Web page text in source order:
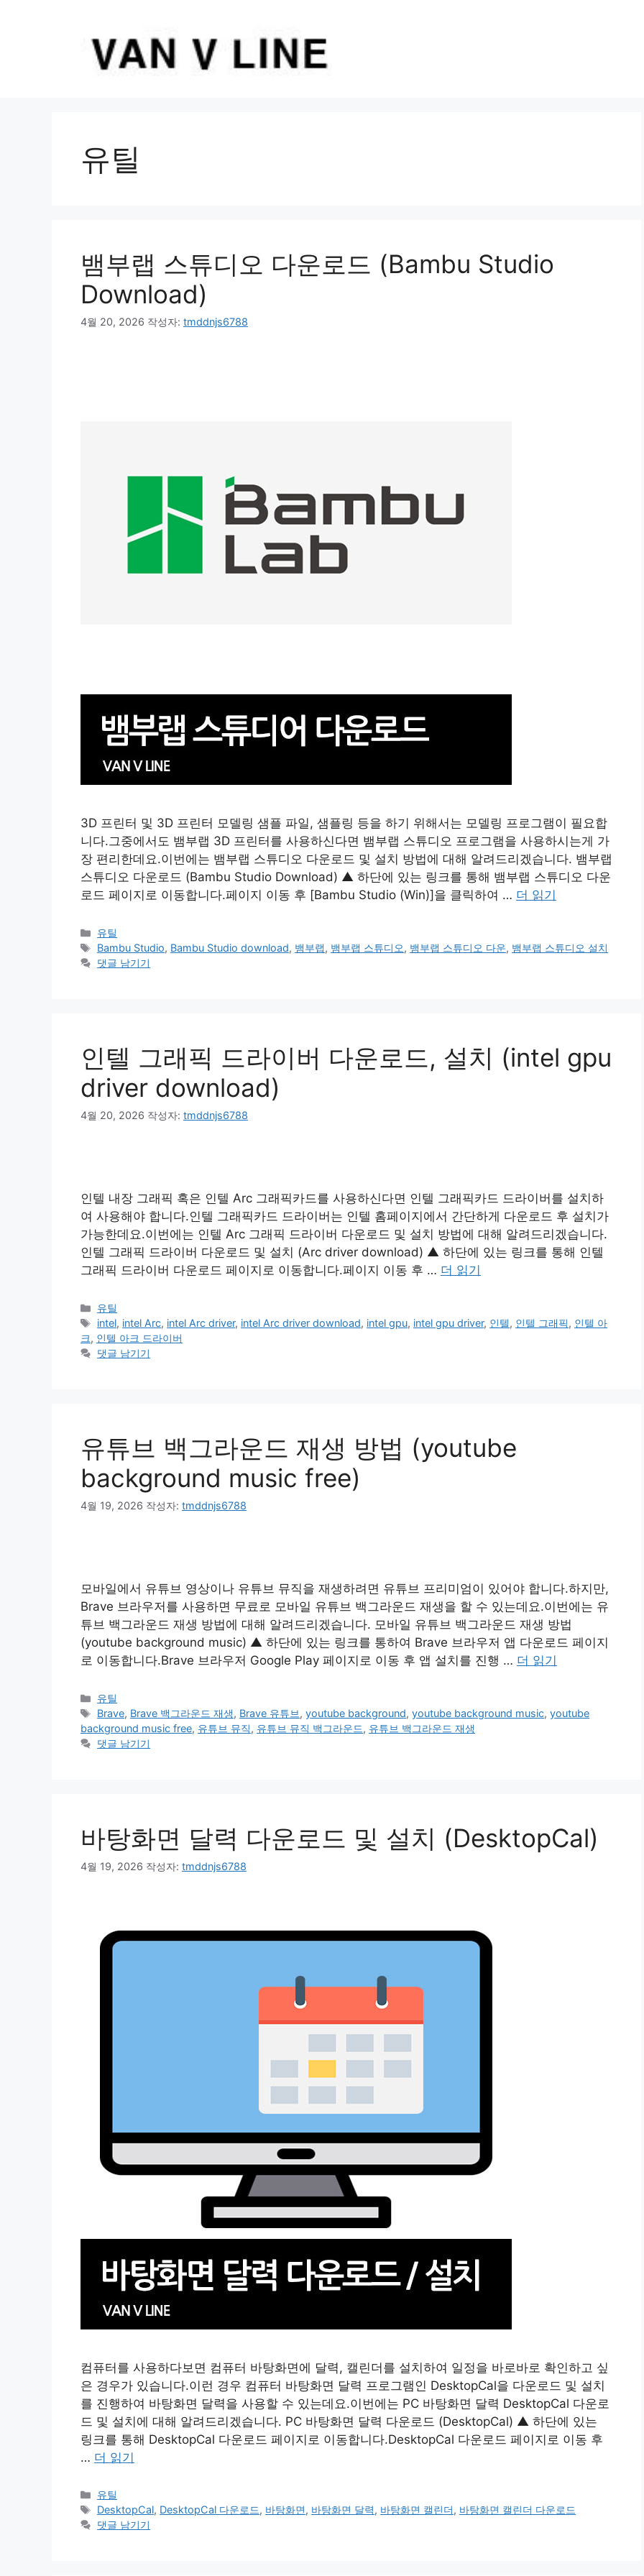
유틸
뱀부랩 스튜디오 다운로드 (Bambu Studio
Download)
4월 20, 2026 작성자: tmddnjs6788
3D 프린터 및 3D 프린터 모델링 샘플 파일, 샘플링 등을 하기 위해서는 모델링 프로그램이 필요합
니다.그중에서도 뱀부랩 3D 프린터를 사용하신다면 뱀부랩 스튜디오 프로그램을 사용하시는게 가
장 편리한데요.이번에는 뱀부랩 스튜디오 다운로드 및 설치 방법에 대해 알려드리겠습니다. 뱀부랩
스튜디오 다운로드 (Bambu Studio Download) ▲ 하단에 있는 링크를 통해 뱀부랩 스튜디오 다운
로드 페이지로 이동합니다.페이지 이동 후 [Bambu Studio (Win)]을 클릭하여 … 더 읽기
카
테
고
유틸
태
그
Bambu Studio, Bambu Studio download, 뱀부랩, 뱀부랩 스튜디오, 뱀부랩 스튜디오 다운, 뱀부랩 스튜디오 설치
댓글 남기기
인텔 그래픽 드라이버 다운로드, 설치 (intel gpu
driver download)
4월 20, 2026 작성자: tmddnjs6788
인텔 내장 그래픽 혹은 인텔 Arc 그래픽카드를 사용하신다면 인텔 그래픽카드 드라이버를 설치하
여 사용해야 합니다.인텔 그래픽카드 드라이버는 인텔 홈페이지에서 간단하게 다운로드 후 설치가
가능한데요.이번에는 인텔 Arc 그래픽 드라이버 다운로드 및 설치 방법에 대해 알려드리겠습니다.
인텔 그래픽 드라이버 다운로드 및 설치 (Arc driver download) ▲ 하단에 있는 링크를 통해 인텔
그래픽 드라이버 다운로드 페이지로 이동합니다.페이지 이동 후 … 더 읽기
카
테
고
리
유틸
태
그
intel, intel Arc, intel Arc driver, intel Arc driver download, intel gpu, intel gpu driver, 인텔, 인텔 그래픽, 인텔 아
크, 인텔 아크 드라이버
댓글 남기기
유튜브 백그라운드 재생 방법 (youtube
background music free)
4월 19, 2026 작성자: tmddnjs6788
모바일에서 유튜브 영상이나 유튜브 뮤직을 재생하려면 유튜브 프리미엄이 있어야 합니다.하지만,
Brave 브라우저를 사용하면 무료로 모바일 유튜브 백그라운드 재생을 할 수 있는데요.이번에는 유
튜브 백그라운드 재생 방법에 대해 알려드리겠습니다. 모바일 유튜브 백그라운드 재생 방법
(youtube background music) ▲ 하단에 있는 링크를 통하여 Brave 브라우저 앱 다운로드 페이지
로 이동합니다.Brave 브라우저 Google Play 페이지로 이동 후 앱 설치를 진행 … 더 읽기
카
테
고
리
유틸
태
그
Brave, Brave 백그라운드 재생, Brave 유튜브,youtube background,youtube background music,youtube
background music free, 유튜브 뮤직, 유튜브 뮤직 백그라운드, 유튜브 백그라운드 재생
댓글 남기기
바탕화면 달력 다운로드 및 설치 (DesktopCal)
4월 19, 2026 작성자: tmddnjs6788
컴퓨터를 사용하다보면 컴퓨터 바탕화면에 달력, 캘린더를 설치하여 일정을 바로바로 확인하고 싶
은 경우가 있습니다.이런 경우 컴퓨터 바탕화면 달력 프로그램인 DesktopCal을 다운로드 및 설치
를 진행하여 바탕화면 달력을 사용할 수 있는데요.이번에는 PC 바탕화면 달력 DesktopCal 다운로
드 및 설치에 대해 알려드리겠습니다. PC 바탕화면 달력 다운로드 (DesktopCal) ▲ 하단에 있는
링크를 통해 DesktopCal 다운로드 페이지로 이동합니다.DesktopCal 다운로드 페이지로 이동 후
… 더 읽기
카
테
고
유틸
태
그
DesktopCal, DesktopCal 다운로드, 바탕화면, 바탕화면 달력, 바탕화면 캘린더, 바탕화면 캘린더 다운로드
댓글 남기기